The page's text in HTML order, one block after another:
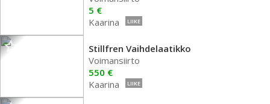
5 €
Kaarina
LIIKE
Stillfren Vaihdelaatikko
Voimansiirto
550 €
Kaarina
LIIKE